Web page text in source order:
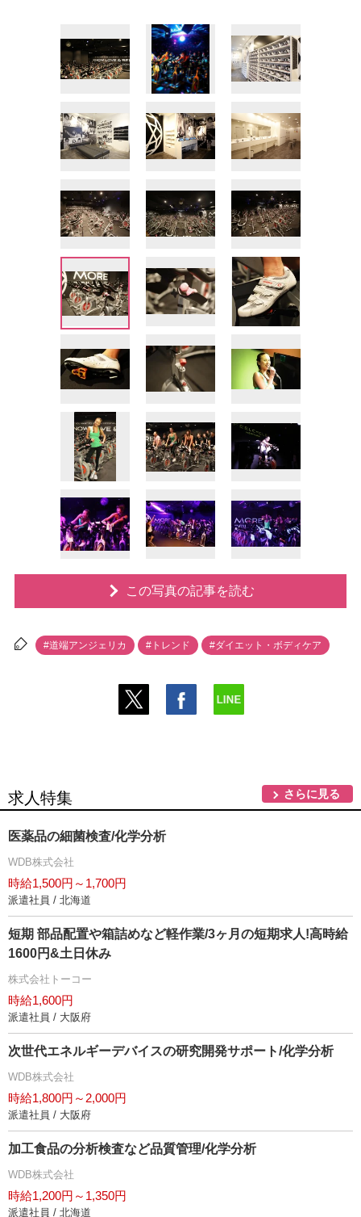
この写真の記事を読む
#道端アンジェリカ #トレンド #ダイエット・ボディケア
求人特集 さらに見る
医薬品の細菌検査/化学分析
WDB株式会社
時給1,500円～1,700円
派遣社員 / 北海道
短期 部品配置や箱詰めなど軽作業/3ヶ月の短期求人!高時給
1600円&土日休み
株式会社トーコー
時給1,600円
派遣社員 / 大阪府
次世代エネルギーデバイスの研究開発サポート/化学分析
WDB株式会社
時給1,800円～2,000円
派遣社員 / 大阪府
加工食品の分析検査など品質管理/化学分析
WDB株式会社
時給1,200円～1,350円
派遣社員 / 北海道